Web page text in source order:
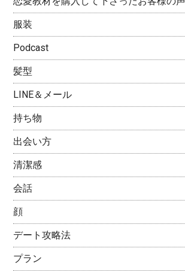
服装
Podcast
髪型
LINE＆メール
持ち物
出会い方
清潔感
会話
顔
デート攻略法
プラン